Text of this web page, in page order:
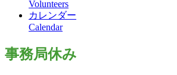
Volunteers
カレンダー
Calendar
事務局休み